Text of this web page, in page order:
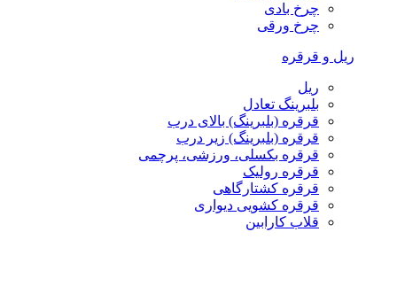
چرخ بادی
چرخ ورقی
ریل و قرقره
ریل
بلبرینگ تعادل
قرقره (بلبرینگ) بالای درب
قرقره (بلبرینگ) زیر درب
قرقره بکسلی، ورزشی، پرچمی
قرقره رولیک
قرقره کشتارگاهی
قرقره کشویی دیواری
قلاب کارابین